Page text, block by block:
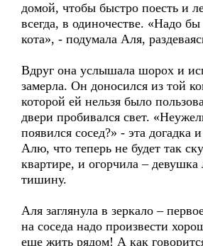
домой, чтобы быстро поесть и
всегда, в одиночестве. «Надо бы
кота», - подумала Аля,
Вдруг она услышала шорох и
замерла. Он доносился из той
которой ей нельзя было
двери пробивался свет.
появился сосед?» - эта догадка
Алю, что теперь не будет так
квартире, и огорчила –
тишину.
Аля заглянула в зеркало –
на соседа надо произвести
еще жить рядом! А как